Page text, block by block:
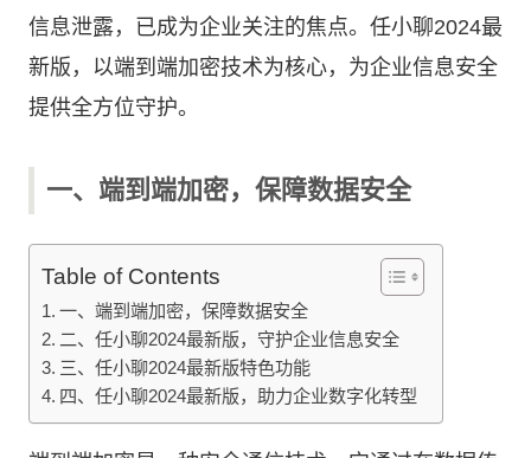
信息泄露，已成为企业关注的焦点。 任小聊2024最
新版，以端到端加密技术为核心，为企业信息安全
提供全方位守护。
一、端到端加密，保障数据安全
Table of Contents
一、端到端加密，保障数据安全
二、任小聊2024最新版，守护企业信息安全
三、任小聊2024最新版特色功能
四、任小聊2024最新版，助力企业数字化转型